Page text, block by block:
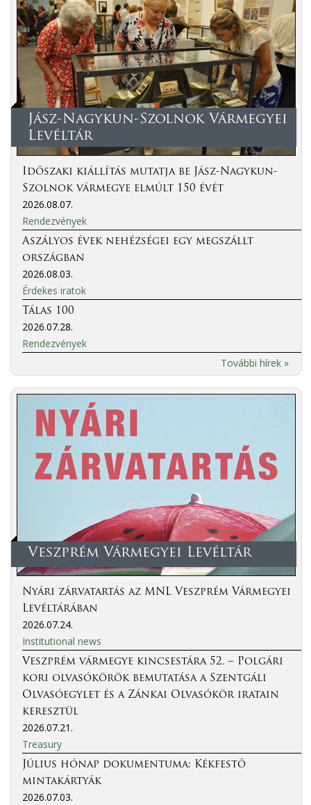
Jász-Nagykun-Szolnok Vármegyei
Levéltár
Időszaki kiállítás mutatja be Jász-Nagykun-
Szolnok vármegye elmúlt 150 évét
2026.08.07.
Rendezvények
Aszályos évek nehézségei egy megszállt
országban
2026.08.03.
Érdekes iratok
Tálas 100
2026.07.28.
Rendezvények
További hírek »
Veszprém Vármegyei Levéltár
Nyári zárvatartás az MNL Veszprém Vármegyei
Levéltárában
2026.07.24.
Institutional news
Veszprém vármegye kincsestára 52. – Polgári
kori olvasókörök bemutatása a Szentgáli
Olvasóegylet és a Zánkai Olvasókör iratain
keresztül
2026.07.21.
Treasury
Július hónap dokumentuma: Kékfestő
mintakártyák
2026.07.03.